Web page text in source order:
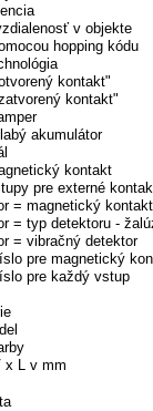
v objekte
hopping kódu
kontakt"
kontakt"
akumulátor
kontakt
pre externé
= magnetický kontakt
= typ detektoru -
= vibračný detektor
pre magnetický
pre každý vstup
x L v mm